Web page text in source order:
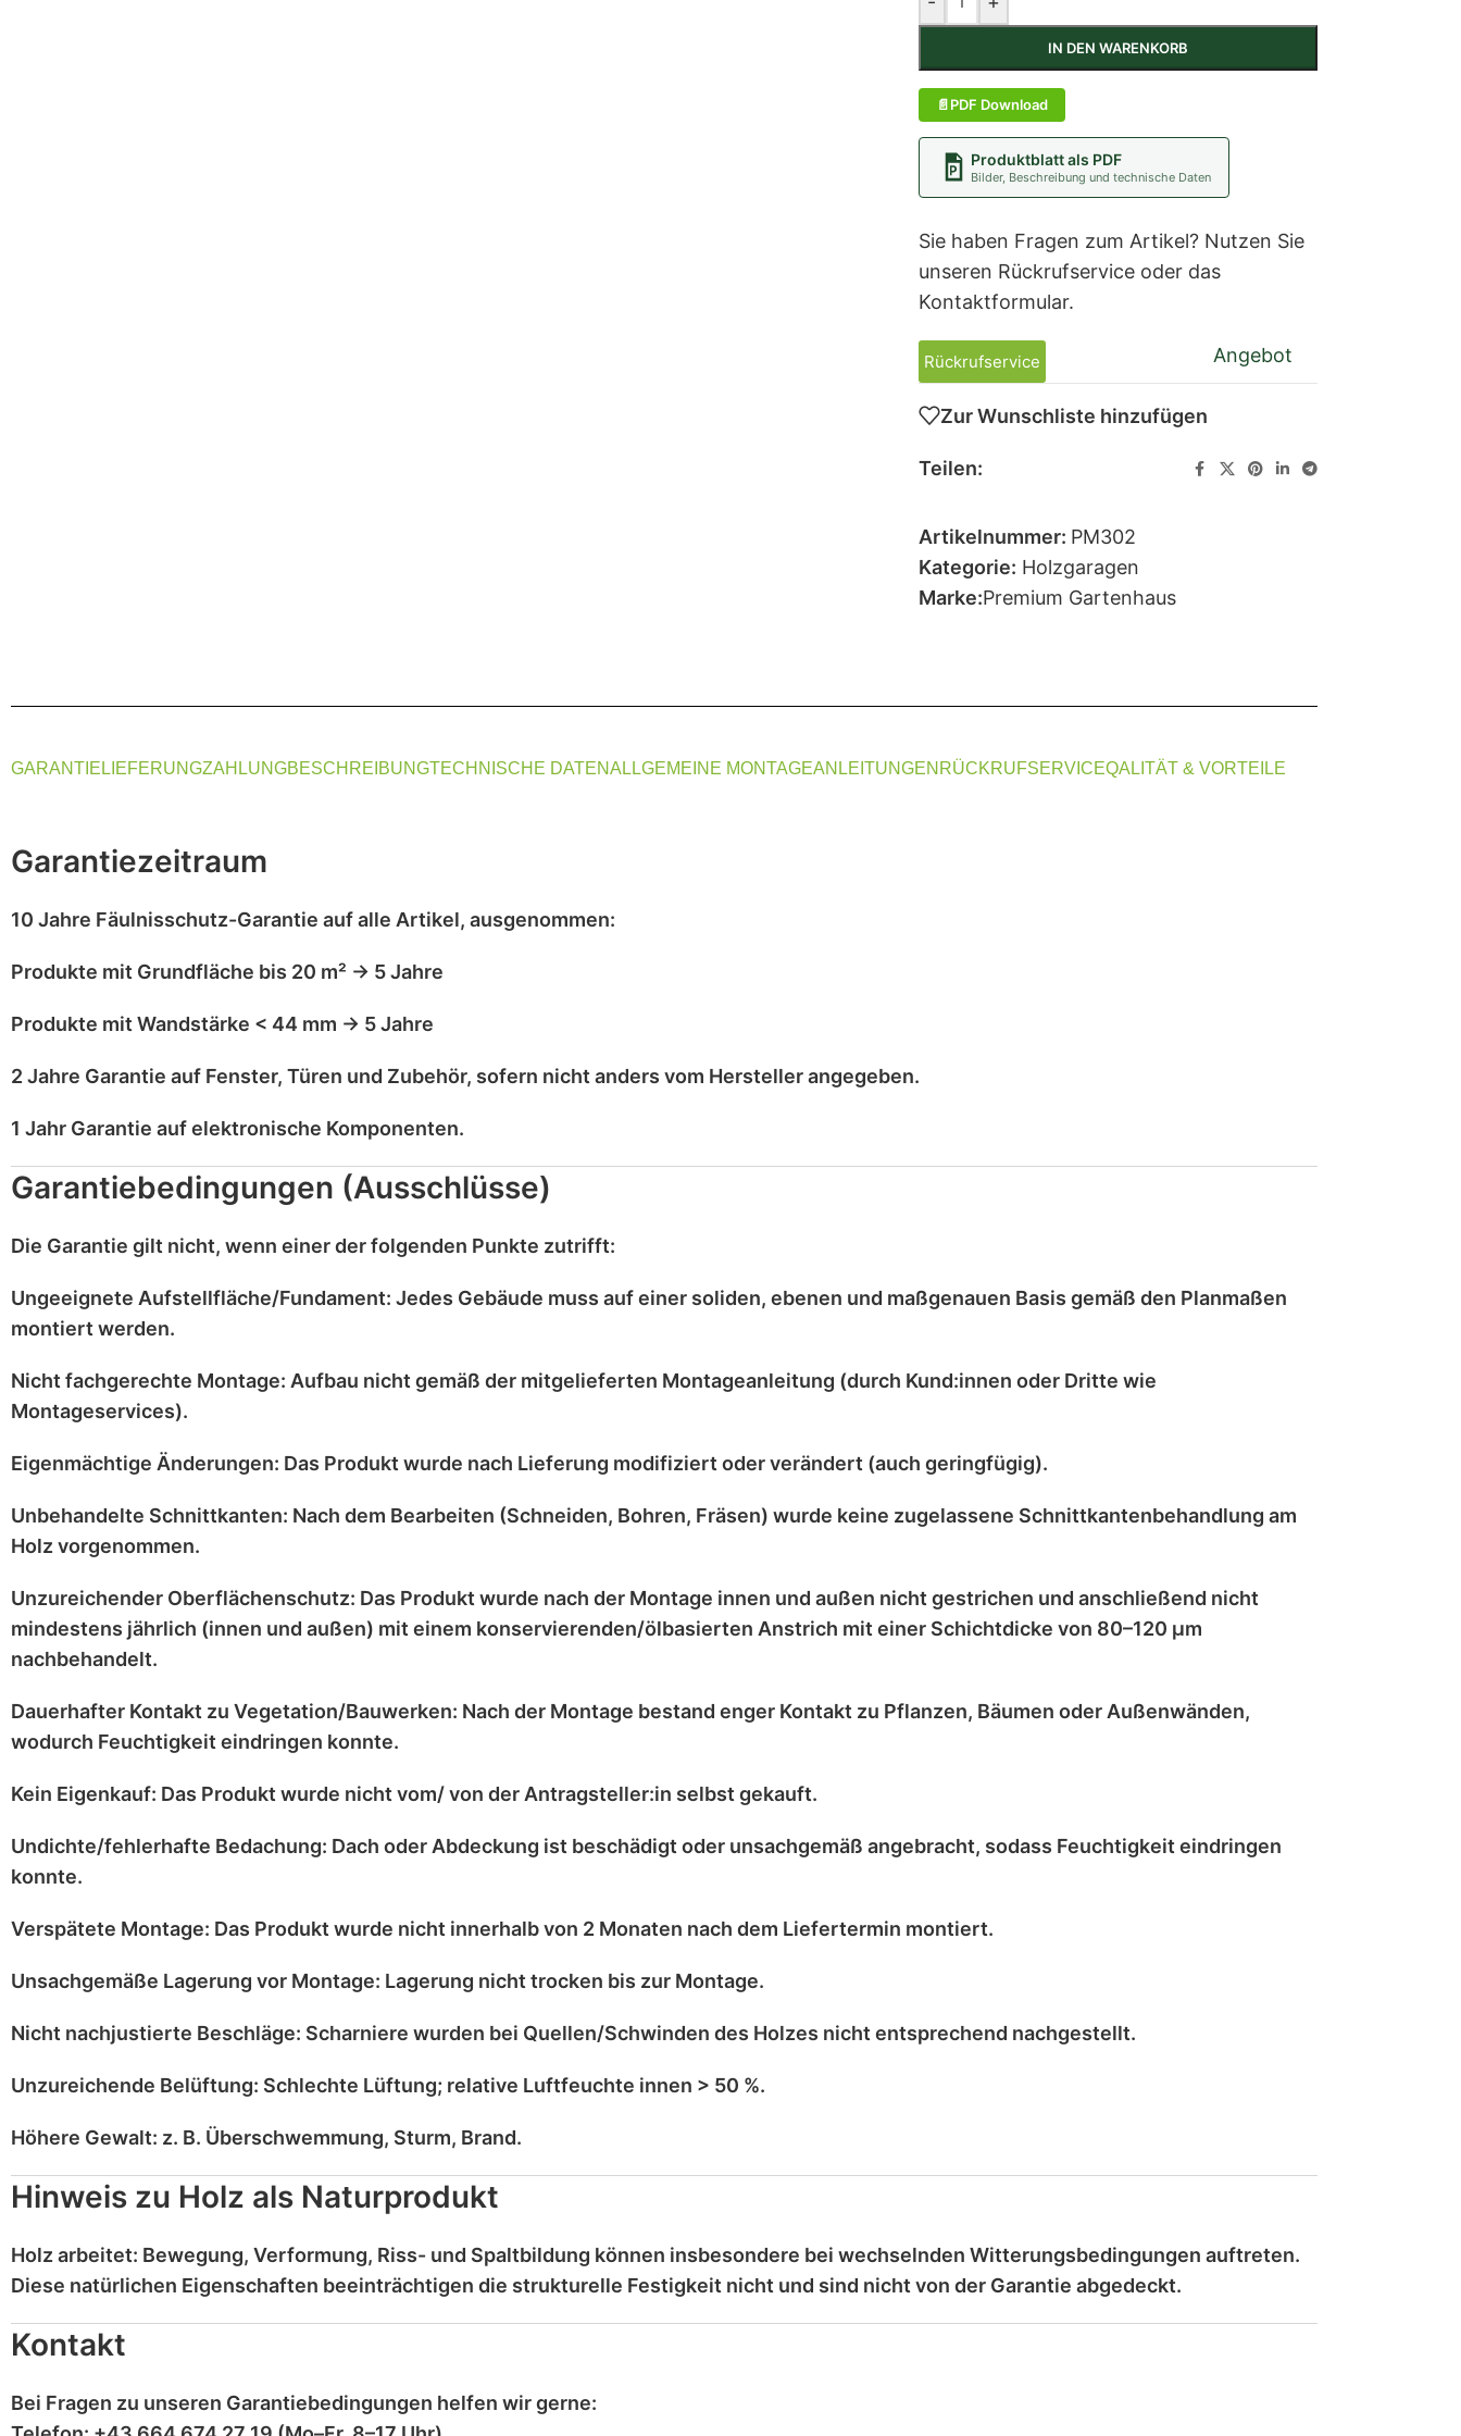
IN DEN WARENKORB
PDF Download
Produktblatt als PDF
Bilder, Beschreibung und technische Daten
Sie haben Fragen zum Artikel? Nutzen Sie
unseren Rückrufservice oder das
Kontaktformular.
Rückrufservice Angebot
Zur Wunschliste hinzufügen
Teilen:
Artikelnummer: PM302
Kategorie: Holzgaragen
Marke:Premium Gartenhaus
GARANTIE LIEFERUNGZAHLUNGBESCHREIBUNGTECHNISCHE DATENALLGEMEINE MONTAGEANLEITUNGEN RÜCKRUFSERVICEQALITÄT & VORTEILE
Garantiezeitraum
10 Jahre Fäulnisschutz-Garantie auf alle Artikel, ausgenommen:
Produkte mit Grundfläche bis 20 m² → 5 Jahre
Produkte mitWandstärke < 44 mm → 5 Jahre
2 Jahre Garantie auf Fenster, Türen und Zubehör, sofern nicht anders vom Hersteller angegeben.
1 Jahr Garantie aufelektronische Komponenten.
Garantiebedingungen (Ausschlüsse)
Die Garantie gilt nicht, wenn einer der folgenden Punkte zutrifft:
Ungeeignete Aufstellfläche/Fundament: Jedes Gebäude muss auf einer soliden, ebenen und maßgenauen Basis gemäß den Planmaßen
montiert werden.
Nicht fachgerechte Montage: Aufbau nicht gemäß der mitgelieferten Montageanleitung (durch Kund:innen oder Dritte wie
Montageservices).
Eigenmächtige Änderungen: Das Produkt wurde nach Lieferung modifiziertoderverändert (auch geringfügig).
Unbehandelte Schnittkanten: Nach dem Bearbeiten (Schneiden, Bohren, Fräsen) wurde keine zugelassene Schnittkantenbehandlung am
Holz vorgenommen.
Unzureichender Oberflächenschutz: Das Produkt wurde nach der Montage innen und außen nicht gestrichen und anschließend nicht
mindestens jährlich (innen und außen) mit einem konservierenden/ölbasierten Anstrich mit einer Schichtdicke von 80–120 μm
nachbehandelt.
Dauerhafter Kontakt zu Vegetation/Bauwerken: Nach der Montage bestand enger Kontakt zu Pflanzen, Bäumen oder Außenwänden,
wodurch Feuchtigkeit eindringen konnte.
Kein Eigenkauf: Das Produkt wurde nicht vom/ von der Antragsteller:in selbstgekauft.
Undichte/fehlerhafte Bedachung: Dach oder Abdeckung ist beschädigtoder unsachgemäß angebracht, sodass Feuchtigkeit eindringen
konnte.
Verspätete Montage: Das Produkt wurde nicht innerhalb von 2 Monaten nach dem Liefertermin montiert.
Unsachgemäße Lagerung vor Montage: Lagerung nicht trocken bis zur Montage.
Nicht nachjustierte Beschläge: Scharniere wurden bei Quellen/Schwinden des Holzes nicht entsprechend nachgestellt.
Unzureichende Belüftung: Schlechte Lüftung; relative Luftfeuchte innen > 50 %.
Höhere Gewalt: z. B. Überschwemmung, Sturm, Brand.
Hinweis zu Holz als Naturprodukt
Holz arbeitet: Bewegung, Verformung, Riss- und Spaltbildung können insbesondere bei wechselnden Witterungsbedingungen auftreten.
Diese natürlichen Eigenschaften beeinträchtigen die strukturelle Festigkeit nicht und sind nicht von der Garantie abgedeckt.
Kontakt
Bei Fragen zu unseren Garantiebedingungen helfen wir gerne: